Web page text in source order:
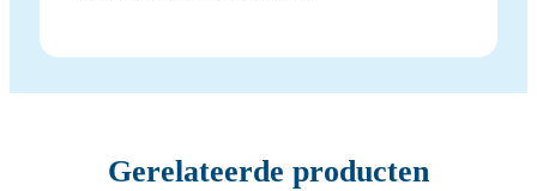
Gerelateerde producten